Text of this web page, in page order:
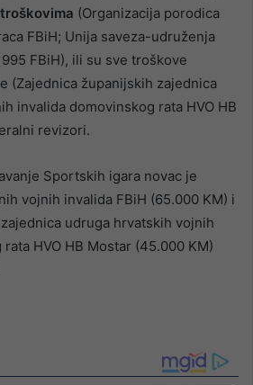
(Organizacija porodica
FBiH; Unija saveza-udruženja
FBiH), ili su sve troškove
(Zajednica županijskih zajednica
invalida domovinskog rata HVO HB
revizori.
Sportskih igara novac je
vojnih invalida FBiH (65.000 KM) i
udruga hrvatskih vojnih
HVO HB Mostar (45.000 KM)